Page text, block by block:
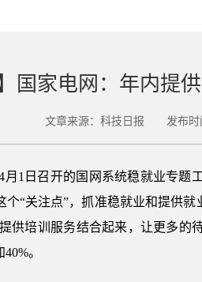
国家电网：年内提
文章来源：科技日报 发布时
月1日召开的国网系统稳就业专
个“关注点”，抓准稳就业和提供
供培训服务结合起来，让更多的
。